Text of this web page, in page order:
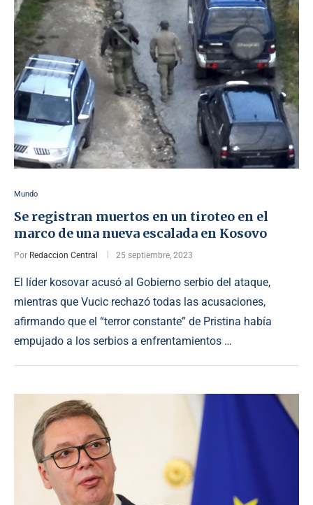
Mundo
Se registran muertos en un tiroteo en el
marco de una nueva escalada en Kosovo
Por Redaccion Central 25 septiembre, 2023
El líder kosovar acusó al Gobierno serbio del ataque,
mientras que Vucic rechazó todas las acusaciones,
afirmando que el “terror constante” de Pristina había
empujado a los serbios a enfrentamientos …